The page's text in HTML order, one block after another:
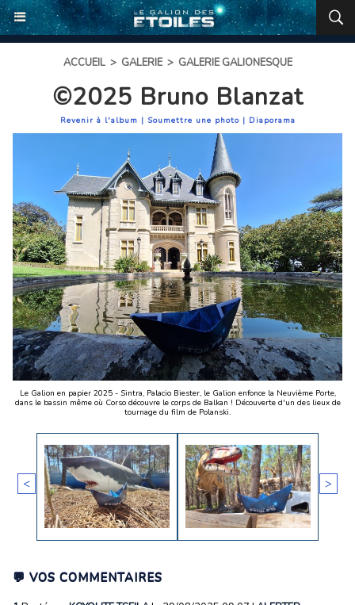
ACCUEIL > GALERIE > GALERIE GALIONESQUE
©2025 Bruno Blanzat
Revenir à l'album | Soumettre une photo | Diaporama
Le Galion en papier 2025 - Sintra, Palacio Biester, le Galion enfonce la Neuvième Porte,
dans le bassin même où Corso découvre le corps de Balkan ! Découverte d'un des lieux de
tournage du film de Polanski.
< >
💬 VOS COMMENTAIRES